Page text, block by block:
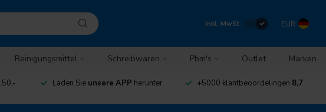
Inkl. MwSt. EUR
Reinigungsmittel Schreibwaren Pbm's Outlet Marken
Laden Sie unsere APP herunter +5000 klantbeoordelingen 8,7